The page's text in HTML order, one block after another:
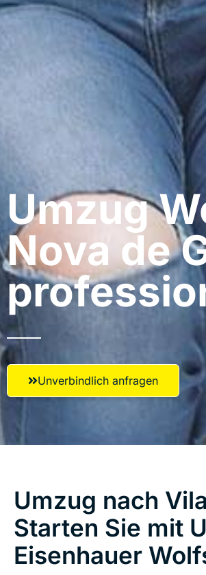
Umzug
Nova de
Unverbindlich anfragen
Umzug nach
Starten Sie mit
Eisenhauer